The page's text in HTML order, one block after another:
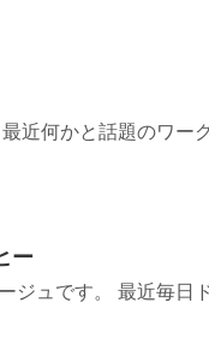
近何かと話題のワー
ー
ジュです。 最近毎日